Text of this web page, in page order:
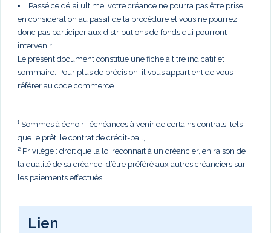
Passé ce délai ultime, votre créance ne pourra pas être prise
en considération au passif de la procédure et vous ne pourrez
donc pas participer aux distributions de fonds qui pourront
intervenir.
Le présent document constitue une fiche à titre indicatif et
sommaire. Pour plus de précision, il vous appartient de vous
référer au code commerce.
¹ Sommes à échoir : échéances à venir de certains contrats, tels
que le prêt, le contrat de crédit-bail,…
² Privilège : droit que la loi reconnaît à un créancier, en raison de
la qualité de sa créance, d’être préféré aux autres créanciers sur
les paiements effectués.
Lien